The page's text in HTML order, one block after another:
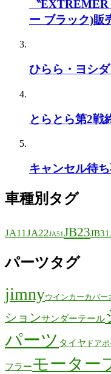
〝
ー ブラック)販
ひらら・ヨシ
とらとら第2戦
キャンセル待
車種別タグ
JA11JA22JA51 JB23JB31
パーツタグ
jimnyウインカーカバー
ションサンダーテール
パーツ タイヤ ドア
フラーモーター